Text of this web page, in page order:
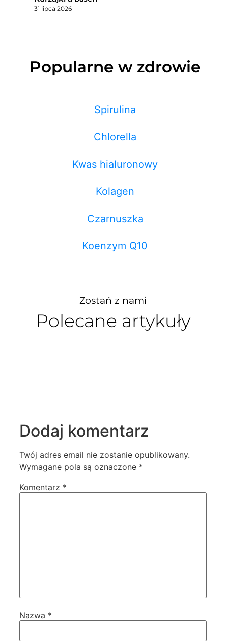
31 lipca 2026
Popularne w zdrowie
Spirulina
Chlorella
Kwas hialuronowy
Kolagen
Czarnuszka
Koenzym Q10
Zostań z nami
Polecane artykuły
Dodaj komentarz
Twój adres email nie zostanie opublikowany.
Wymagane pola są oznaczone *
Komentarz *
Nazwa *